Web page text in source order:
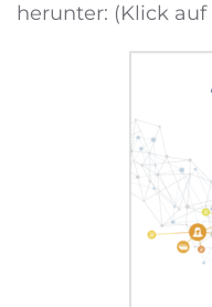
herunter: (Klick auf